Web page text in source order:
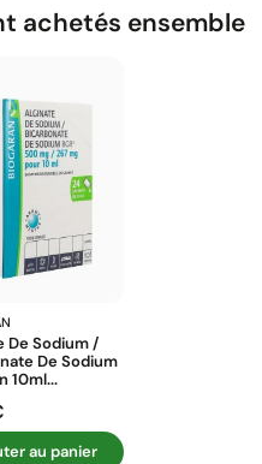
achetés ensemble
De Sodium /
De Sodium
10ml...
au panier